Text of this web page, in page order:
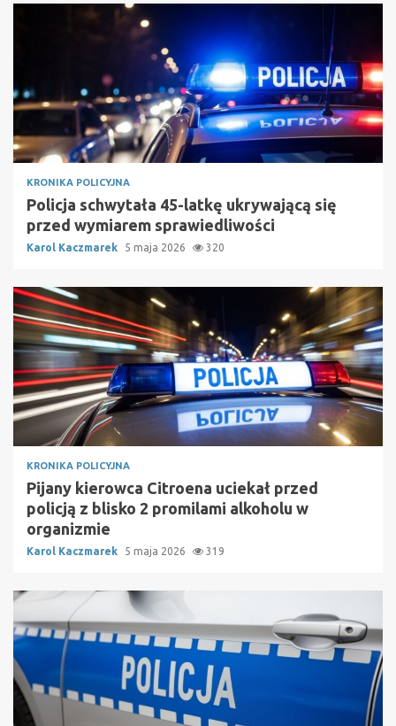
KRONIKA POLICYJNA
Policja schwytała 45-latkę ukrywającą się
przed wymiarem sprawiedliwości
Karol Kaczmarek 5 maja 2026 320
KRONIKA POLICYJNA
Pijany kierowca Citroena uciekał przed
policją z blisko 2 promilami alkoholu w
organizmie
Karol Kaczmarek 5 maja 2026 319